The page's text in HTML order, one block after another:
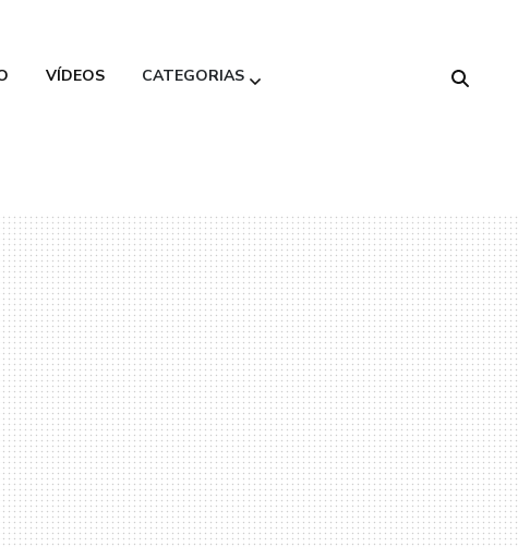
VÍDEOS CATEGORIAS
Beleza
Decoração
Gastronomia
Moda
Variedades
Viagem
Sustentabilidade
Wellness